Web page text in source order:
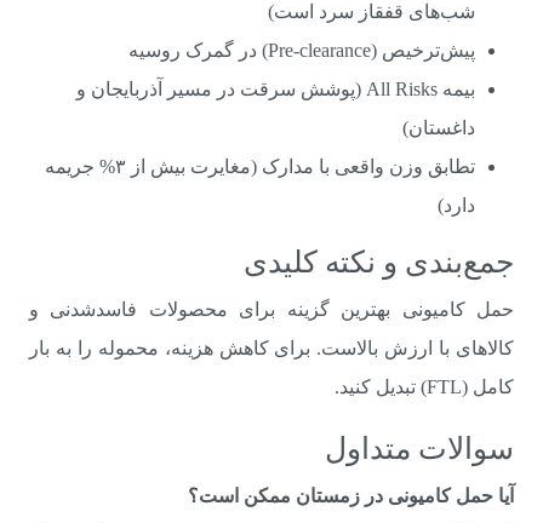
شب‌های قفقاز سرد است)
پیش‌ترخیص (Pre-clearance) در گمرک روسیه
بیمه All Risks (پوشش سرقت در مسیر آذربایجان و
داغستان)
تطابق وزن واقعی با مدارک (مغایرت بیش از ۳% جریمه
دارد)
جمع‌بندی و نکته کلیدی
حمل کامیونی بهترین گزینه برای محصولات فاسدشدنی و
کالاهای با ارزش بالاست. برای کاهش هزینه، محموله را به بار
کامل (FTL) تبدیل کنید.
سوالات متداول
آیا حمل کامیونی در زمستان ممکن است؟